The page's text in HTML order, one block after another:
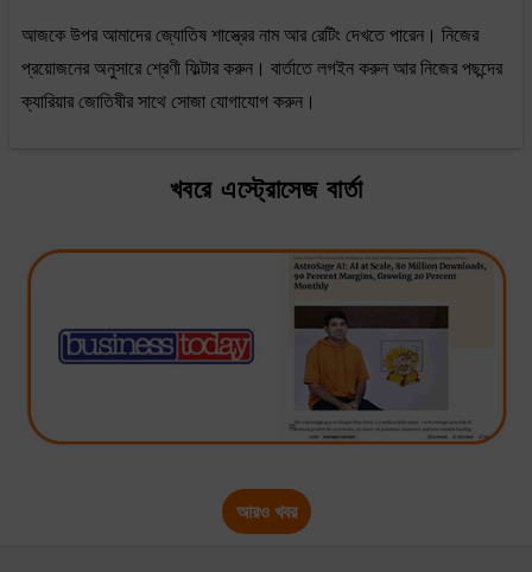
আজকে উপর আমাদের জ্যোতিষ শাস্ত্রের নাম আর রেটিং দেখতে পারেন। নিজের
প্রয়োজনের অনুসারে শ্রেণী ফিল্টার করুন। বার্তাতে লগইন করুন আর নিজের পছন্দের
ক্যারিয়ার জোতিষীর সাথে সোজা যোগাযোগ করুন।
খবরে এস্ট্রোসেজ বার্তা
আরও খবর